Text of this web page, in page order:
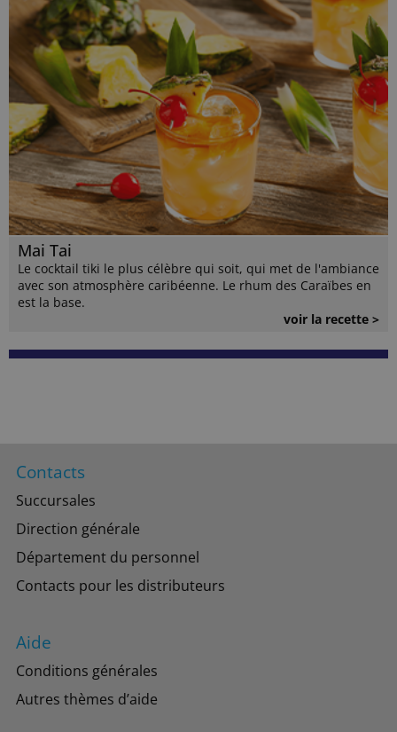
Mai Tai
Le cocktail tiki le plus célèbre qui soit, qui met de l'ambiance
avec son atmosphère caribéenne. Le rhum des Caraïbes en
est la base.
voir la recette >
Contacts
Succursales
Direction générale
Département du personnel
Contacts pour les distributeurs
Aide
Conditions générales
Autres thèmes d’aide